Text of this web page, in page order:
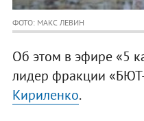
ФОТО: МАКС ЛЕВИН
Об этом в эфире «5
лидер фракции
Кириленко.